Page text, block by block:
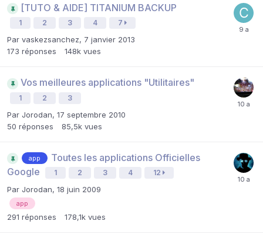
[TUTO & AIDE] TITANIUM BACKUP
1 2 3 4 7
Par vaskezsanchez, 7 janvier 2013
173 réponses 148k vues
Vos meilleures applications "Utilitaires"
1 2 3
Par Jorodan, 17 septembre 2010
50 réponses 85,5k vues
app
Toutes les applications Officielles
Google
1 2 3 4 12
Par Jorodan, 18 juin 2009
app
291 réponses 178,1k vues